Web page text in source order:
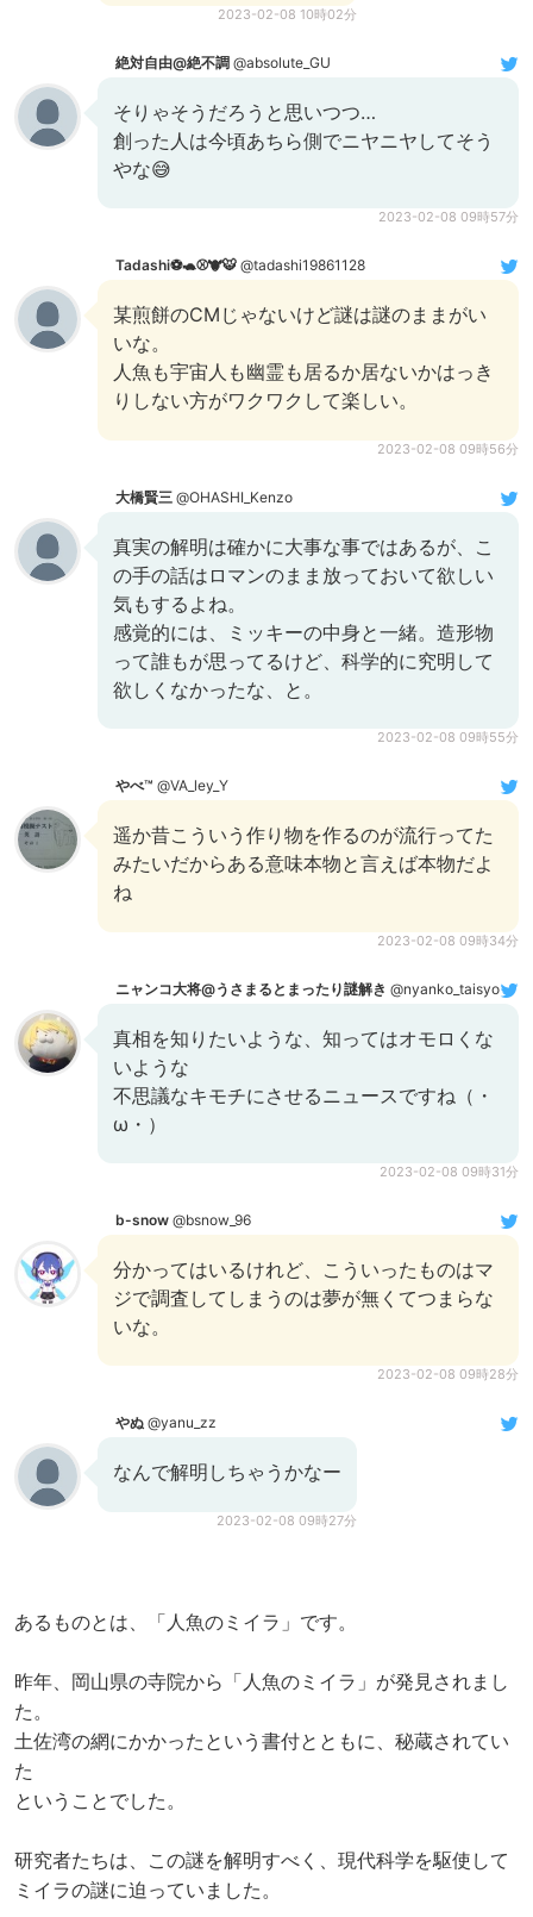
2023-02-08 10時02分
絶対自由@絶不調 @absolute_GU
そりゃそうだろうと思いつつ…
創った人は今頃あちら側でニヤニヤしてそう
やな😅
2023-02-08 09時57分
Tadashi⚽🐢⚾🐮🐯 @tadashi19861128
某煎餅のCMじゃないけど謎は謎のままがい
いな。
人魚も宇宙人も幽霊も居るか居ないかはっき
りしない方がワクワクして楽しい。
2023-02-08 09時56分
大橋賢三 @OHASHI_Kenzo
真実の解明は確かに大事な事ではあるが、こ
の手の話はロマンのまま放っておいて欲しい
気もするよね。
感覚的には、ミッキーの中身と一緒。造形物
って誰もが思ってるけど、科学的に究明して
欲しくなかったな、と。
2023-02-08 09時55分
やべ™ @VA_ley_Y
遥か昔こういう作り物を作るのが流行ってた
みたいだからある意味本物と言えば本物だよ
ね
2023-02-08 09時34分
ニャンコ大将@うさまるとまったり謎解き @nyanko_taisyo
真相を知りたいような、知ってはオモロくな
いような
不思議なキモチにさせるニュースですね（・
ω・）
2023-02-08 09時31分
b-snow @bsnow_96
分かってはいるけれど、こういったものはマ
ジで調査してしまうのは夢が無くてつまらな
いな。
2023-02-08 09時28分
やぬ @yanu_zz
なんで解明しちゃうかなー
2023-02-08 09時27分
あるものとは、「人魚のミイラ」です。
昨年、岡山県の寺院から「人魚のミイラ」が発見されまし
た。
土佐湾の網にかかったという書付とともに、秘蔵されてい
た
ということでした。
研究者たちは、この謎を解明すべく、現代科学を駆使して
ミイラの謎に迫っていました。